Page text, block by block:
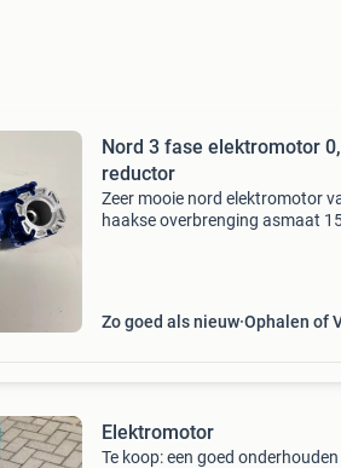
Nord 3 fase elektromotor
reductor
Zeer mooie nord elektromotor
haakse overbrenging asmaat
Zo goed als nieuw Ophalen of
Elektromotor
Te koop: een goed